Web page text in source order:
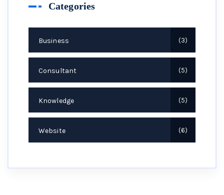
Categories
Business 3
Consultant 5
Knowledge 5
Website 6